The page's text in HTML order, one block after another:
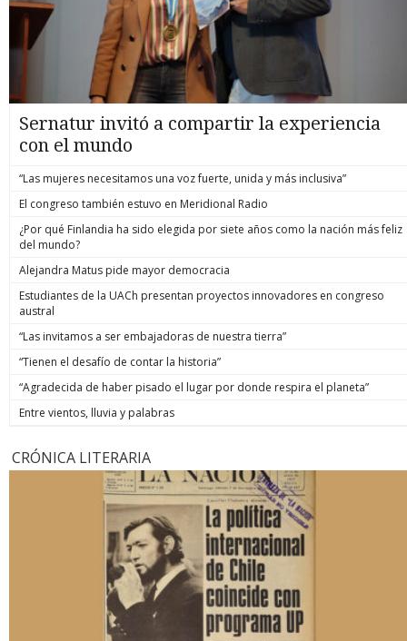
Sernatur invitó a compartir la experiencia
con el mundo
“Las mujeres necesitamos una voz fuerte, unida y más inclusiva”
El congreso también estuvo en Meridional Radio
¿Por qué Finlandia ha sido elegida por siete años como la nación más feliz
del mundo?
Alejandra Matus pide mayor democracia
Estudiantes de la UACh presentan proyectos innovadores en congreso
austral
“Las invitamos a ser embajadoras de nuestra tierra”
“Tienen el desafío de contar la historia”
“Agradecida de haber pisado el lugar por donde respira el planeta”
Entre vientos, lluvia y palabras
CRÓNICA LITERARIA